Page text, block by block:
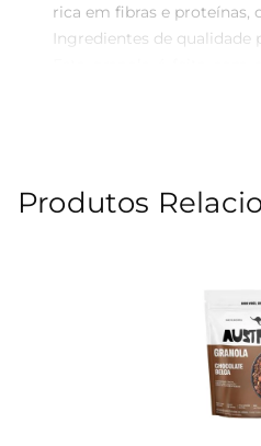
rica em fibras e proteínas,
Ingredientes de qualidade
vegana, perfeita
textura crocante e sabor
e gorduras saudáveis,
Produtos